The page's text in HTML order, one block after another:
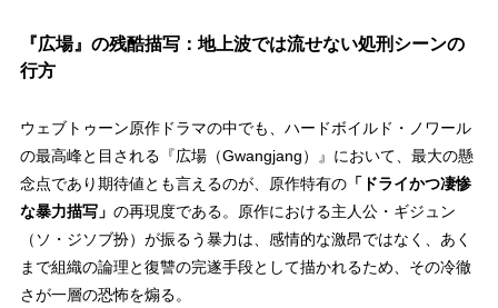
『広場』の残酷描写：地上波では流せない処刑シーンの
行方
ウェブトゥーン原作ドラマの中でも、ハードボイルド・ノワール
の最高峰と目される『広場（Gwangjang）』において、最大の懸
念点であり期待値とも言えるのが、原作特有の「ドライかつ凄惨
な暴力描写」 の再現度である。原作における主人公・ギジュン
（ソ・ジソブ扮）が振るう暴力は、感情的な激昂ではなく、あく
まで組織の論理と復讐の完遂手段として描かれるため、その冷徹
さが一層の恐怖を煽る。